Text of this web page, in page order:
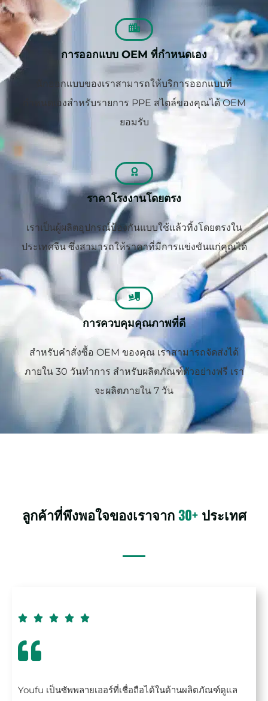
การออกแบบ OEM ที่กำหนดเอง
นักออกแบบของเราสามารถให้บริการออกแบบที่
กำหนดเองสำหรับรายการ PPE สไตล์ของคุณได้ OEM
ยอมรับ
ราคาโรงงานโดยตรง
เราเป็นผู้ผลิตอุปกรณ์ป้องกันแบบใช้แล้วทิ้งโดยตรงใน
ประเทศจีน ซึ่งสามารถให้ราคาที่มีการแข่งขันแก่คุณได้
การควบคุมคุณภาพที่ดี
สำหรับคำสั่งซื้อ OEM ของคุณ เราสามารถจัดส่งได้
ภายใน 30 วันทำการ สำหรับผลิตภัณฑ์ตัวอย่างฟรี เรา
จะผลิตภายใน 7 วัน
ลูกค้าที่พึงพอใจของเราจาก30+ ประเทศ
    
Youfu เป็นซัพพลายเออร์ที่เชื่อถือได้ในด้านผลิตภัณฑ์ดูแล